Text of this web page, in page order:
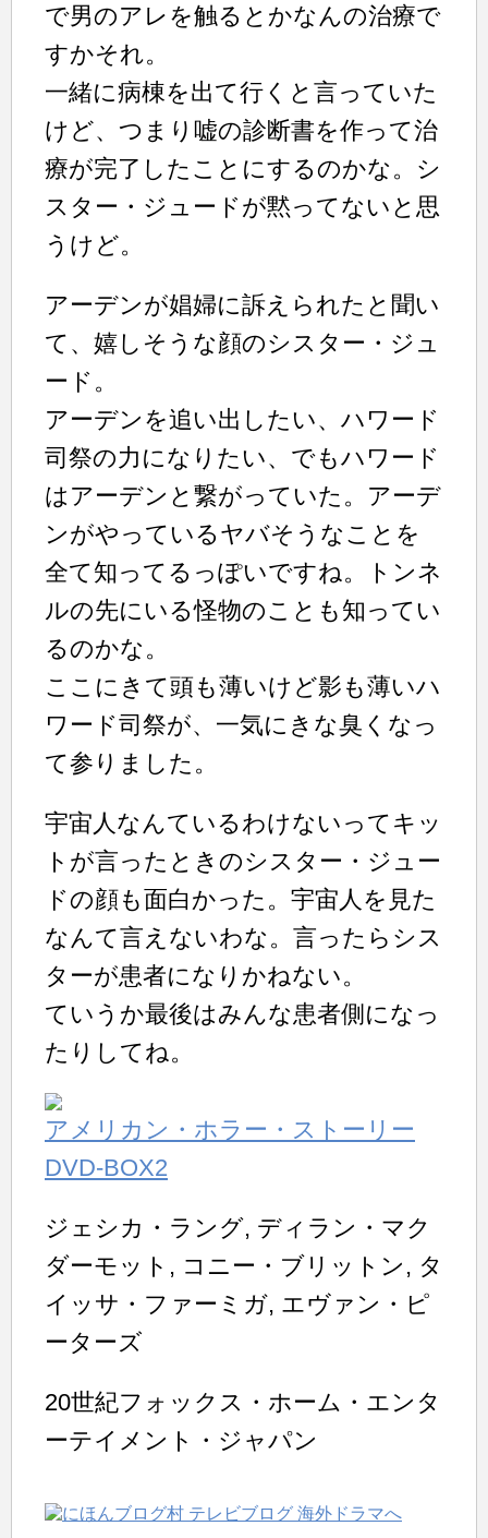
で男のアレを触るとかなんの治療で
すかそれ。
一緒に病棟を出て行くと言っていた
けど、つまり嘘の診断書を作って治
療が完了したことにするのかな。シ
スター・ジュードが黙ってないと思
うけど。
アーデンが娼婦に訴えられたと聞い
て、嬉しそうな顔のシスター・ジュ
ード。
アーデンを追い出したい、ハワード
司祭の力になりたい、でもハワード
はアーデンと繋がっていた。アーデ
ンがやっているヤバそうなことを
全て知ってるっぽいですね。トンネ
ルの先にいる怪物のことも知ってい
るのかな。
ここにきて頭も薄いけど影も薄いハ
ワード司祭が、一気にきな臭くなっ
て参りました。
宇宙人なんているわけないってキッ
トが言ったときのシスター・ジュー
ドの顔も面白かった。宇宙人を見た
なんて言えないわな。言ったらシス
ターが患者になりかねない。
ていうか最後はみんな患者側になっ
たりしてね。
アメリカン・ホラー・ストーリー
DVD-BOX2
ジェシカ・ラング, ディラン・マク
ダーモット, コニー・ブリットン, タ
イッサ・ファーミガ, エヴァン・ピ
ーターズ
20世紀フォックス・ホーム・エンタ
ーテイメント・ジャパン